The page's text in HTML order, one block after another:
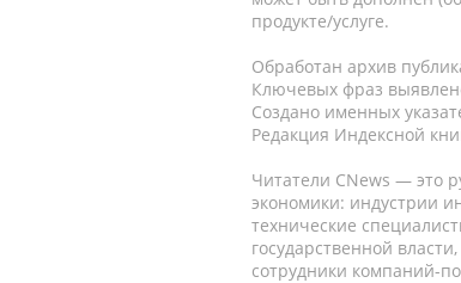
продукте/услуге.
Обработан архив
Ключевых фраз
Создано именных
Редакция Индексной
Читатели CNews — это
экономики: индустрии
технические
государственной
сотрудники компаний-